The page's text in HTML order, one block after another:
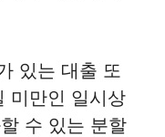
있는 대출 또
미만인 일시상
수 있는 분할